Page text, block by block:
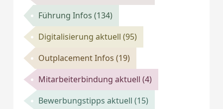
Führung Infos(134)
Digitalisierung aktuell(95)
Outplacement Infos(19)
Mitarbeiterbindung aktuell(4)
Bewerbungstipps aktuell(15)